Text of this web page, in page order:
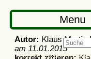
Menu
Autor: Klaus Martin
am 11.01.2015